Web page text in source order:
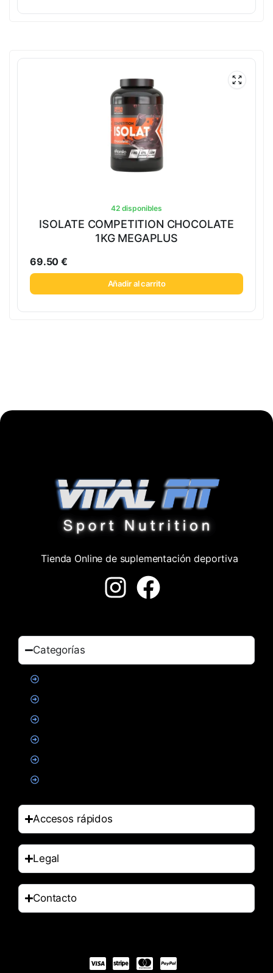
42 disponibles
ISOLATE COMPETITION CHOCOLATE
1KG MEGAPLUS
69.50€
Añadir al carrito
Tienda Online de suplementación deportiva
Categorías
Accesos rápidos
Legal
Contacto